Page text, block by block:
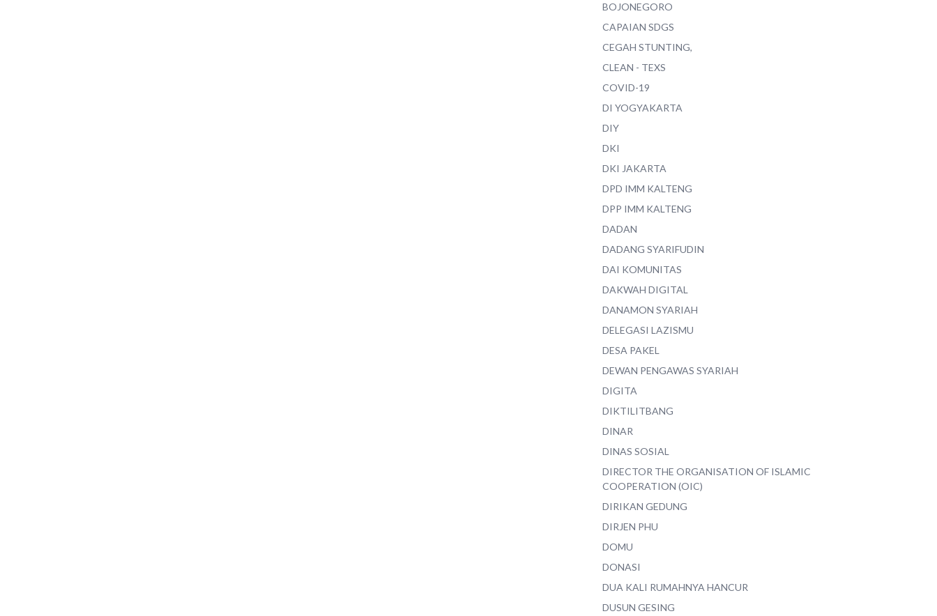
BOJONEGORO
CAPAIAN SDGS
CEGAH STUNTING,
CLEAN - TEXS
COVID-19
DI YOGYAKARTA
DIY
DKI
DKI JAKARTA
DPD IMM KALTENG
DPP IMM KALTENG
DADAN
DADANG SYARIFUDIN
DAI KOMUNITAS
DAKWAH DIGITAL
DANAMON SYARIAH
DELEGASI LAZISMU
DESA PAKEL
DEWAN PENGAWAS SYARIAH
DIGITA
DIKTILITBANG
DINAR
DINAS SOSIAL
DIRECTOR THE ORGANISATION OF ISLAMIC
COOPERATION (OIC)
DIRIKAN GEDUNG
DIRJEN PHU
DOMU
DONASI
DUA KALI RUMAHNYA HANCUR
DUSUN GESING